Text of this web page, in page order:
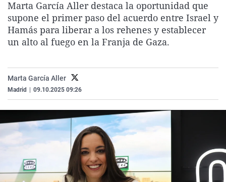
La rosa de los vientos
Gente viajera
Como el perro y el
Caso
Retornados
Equipo de
Extremadura
Galicia
La Rioja
Virales
Televisión
Elecciones
Marta García Aller destaca la oportunidad que
supone el primer paso del acuerdo entre Israel y
Hamás para liberar a los rehenes y establecer
un alto al fuego en la Franja de Gaza.
Marta García Aller
Madrid 09.10.2025 09:26